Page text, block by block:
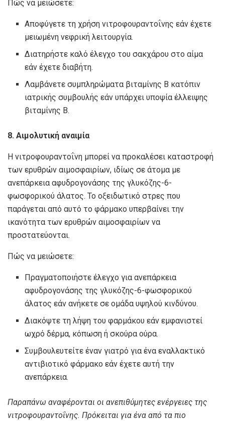
Πώς να μειώσετε:
Αποφύγετε τη χρήση νιτροφουραντοΐνης εάν έχετε
μειωμένη νεφρική λειτουργία.
Διατηρήστε καλό έλεγχο του σακχάρου στο αίμα
εάν έχετε διαβήτη.
Λαμβάνετε συμπληρώματα βιταμίνης Β κατόπιν
ιατρικής συμβουλής εάν υπάρχει υποψία έλλειψης
βιταμίνης Β.
8. Αιμολυτική αναιμία
Η νιτροφουραντοΐνη μπορεί να προκαλέσει καταστροφή
των ερυθρών αιμοσφαιρίων, ιδίως σε άτομα με
ανεπάρκεια αφυδρογονάσης της γλυκόζης-6-
φωσφορικού άλατος. Το οξειδωτικό στρες που
παράγεται από αυτό το φάρμακο υπερβαίνει την
ικανότητα των ερυθρών αιμοσφαιρίων να
προστατεύονται.
Πώς να μειώσετε:
Πραγματοποιήστε έλεγχο για ανεπάρκεια
αφυδρογονάσης της γλυκόζης-6-φωσφορικού
άλατος εάν ανήκετε σε ομάδα υψηλού κινδύνου.
Διακόψτε τη λήψη του φαρμάκου εάν εμφανιστεί
ωχρό δέρμα, κόπωση ή σκούρα ούρα.
Συμβουλευτείτε έναν γιατρό για ένα εναλλακτικό
αντιβιοτικό φάρμακο εάν έχετε αυτή την
ανεπάρκεια.
Παραπάνω αναφέρονται οι ανεπιθύμητες ενέργειες της
νιτροφουραντοΐνης. Πρόκειται για ένα από τα πιο